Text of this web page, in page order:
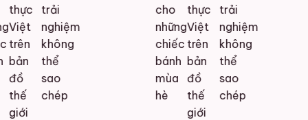
trải
nghiệm
không
thể
sao
chép
cho
những
chiếc
bánh
mùa
hè
thực
Việt
trên
bản
đồ
thế
giới
trải
nghiệm
không
thể
sao
chép